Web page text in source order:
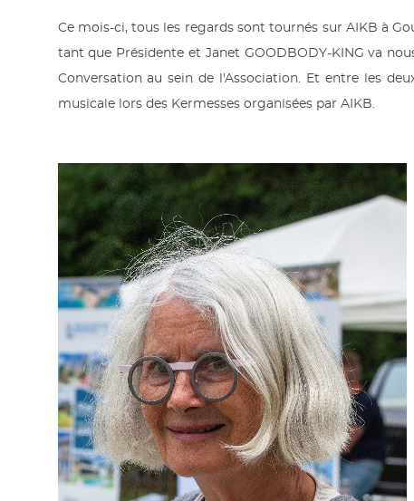
Ce mois-ci, tous les regards sont tournés sur AIKB à
tant que Présidente et Janet GOODBODY-KING va
Conversation au sein de l'Association. Et entre les
musicale lors des Kermesses organisées par AIKB.